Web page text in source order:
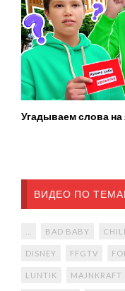
Угадываем слова
ВИДЕО ПО
BAD BABY
DISNEY FFGTV
LUNTIK MAJNKRAFT